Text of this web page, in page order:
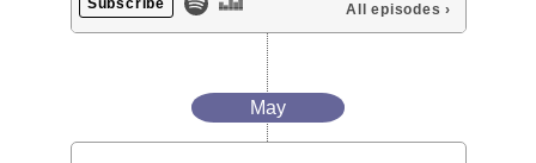
Subscribe All episodes ›
May